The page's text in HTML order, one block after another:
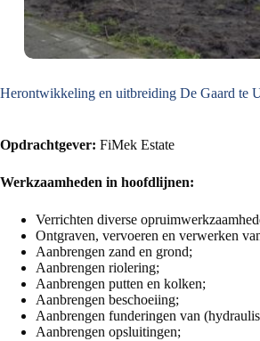
Herontwikkeling en uitbreiding De Gaard te
Opdrachtgever: FiMek Estate
Werkzaamheden in hoofdlijnen:
Verrichten diverse
Ontgraven, vervoeren en verwerken
Aanbrengen zand en grond;
Aanbrengen riolering;
Aanbrengen putten en kolken;
Aanbrengen beschoeiing;
Aanbrengen funderingen van
Aanbrengen opsluitingen;